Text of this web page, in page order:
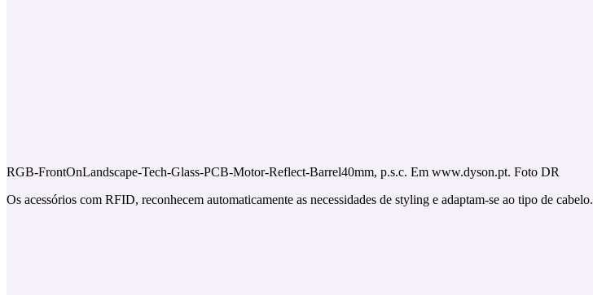
RGB-FrontOnLandscape-Tech-Glass-PCB-Motor-Reflect-Barrel40mm, p.s.c. Em www.dyson.pt. Foto DR
Os acessórios com RFID, reconhecem automaticamente as necessidades de styling e adaptam-se ao tipo de cabelo.